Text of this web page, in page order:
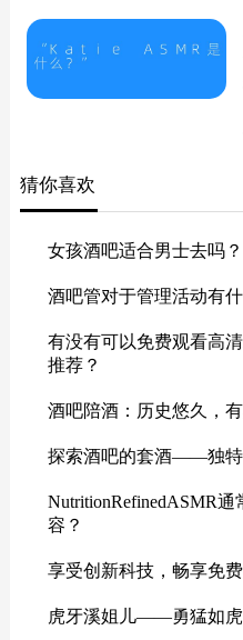
猜你喜欢
女孩酒吧适合男士去吗？
酒吧管对于管理活动有
有没有可以免费观看高
推荐？
酒吧陪酒：历史悠久，
探索酒吧的套酒——独特
NutritionRefinedASMR
容？
享受创新科技，畅享免
虎牙溪姐儿——勇猛如虎